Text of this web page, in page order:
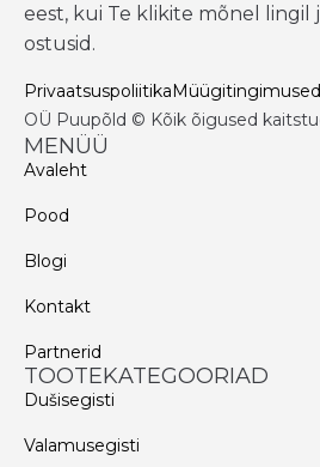
eest, kui Te klikite mõnel lingil
ostusid.
PrivaatsuspoliitikaMüügitingimused
OÜ Puupõld © Kõik õigused
MENÜÜ
Avaleht
Pood
Blogi
Kontakt
Partnerid
TOOTEKATEGOORIAD
Dušisegisti
Valamusegisti